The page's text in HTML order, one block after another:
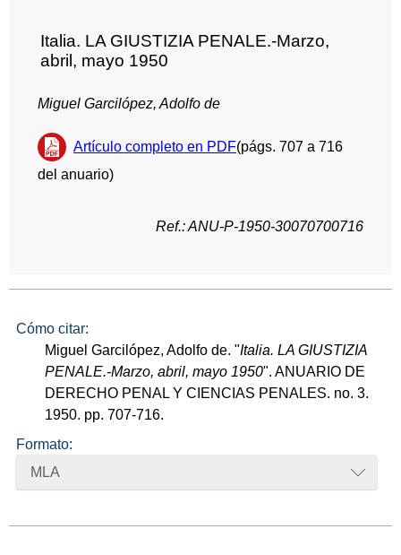
Italia. LA GIUSTIZIA PENALE.-Marzo,
abril, mayo 1950
Miguel Garcilópez, Adolfo de
Artículo completo en PDF(págs. 707 a 716
del anuario)
Ref.: ANU-P-1950-30070700716
Cómo citar:
Miguel Garcilópez, Adolfo de. "Italia. LA GIUSTIZIA
PENALE.-Marzo, abril, mayo 1950". ANUARIO DE
DERECHO PENAL Y CIENCIAS PENALES. no. 3.
1950. pp. 707-716.
Formato:
MLA